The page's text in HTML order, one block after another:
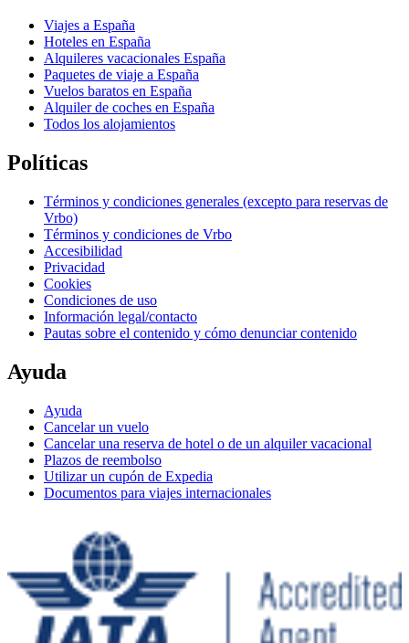
Viajes a España
Hoteles en España
Alquileres vacacionales España
Paquetes de viaje a España
Vuelos baratos en España
Alquiler de coches en España
Todos los alojamientos
Políticas
Términos y condiciones generales (excepto para reservas de
Vrbo)
Términos y condiciones de Vrbo
Accesibilidad
Privacidad
Cookies
Condiciones de uso
Información legal/contacto
Pautas sobre el contenido y cómo denunciar contenido
Ayuda
Ayuda
Cancelar un vuelo
Cancelar una reserva de hotel o de un alquiler vacacional
Plazos de reembolso
Utilizar un cupón de Expedia
Documentos para viajes internacionales